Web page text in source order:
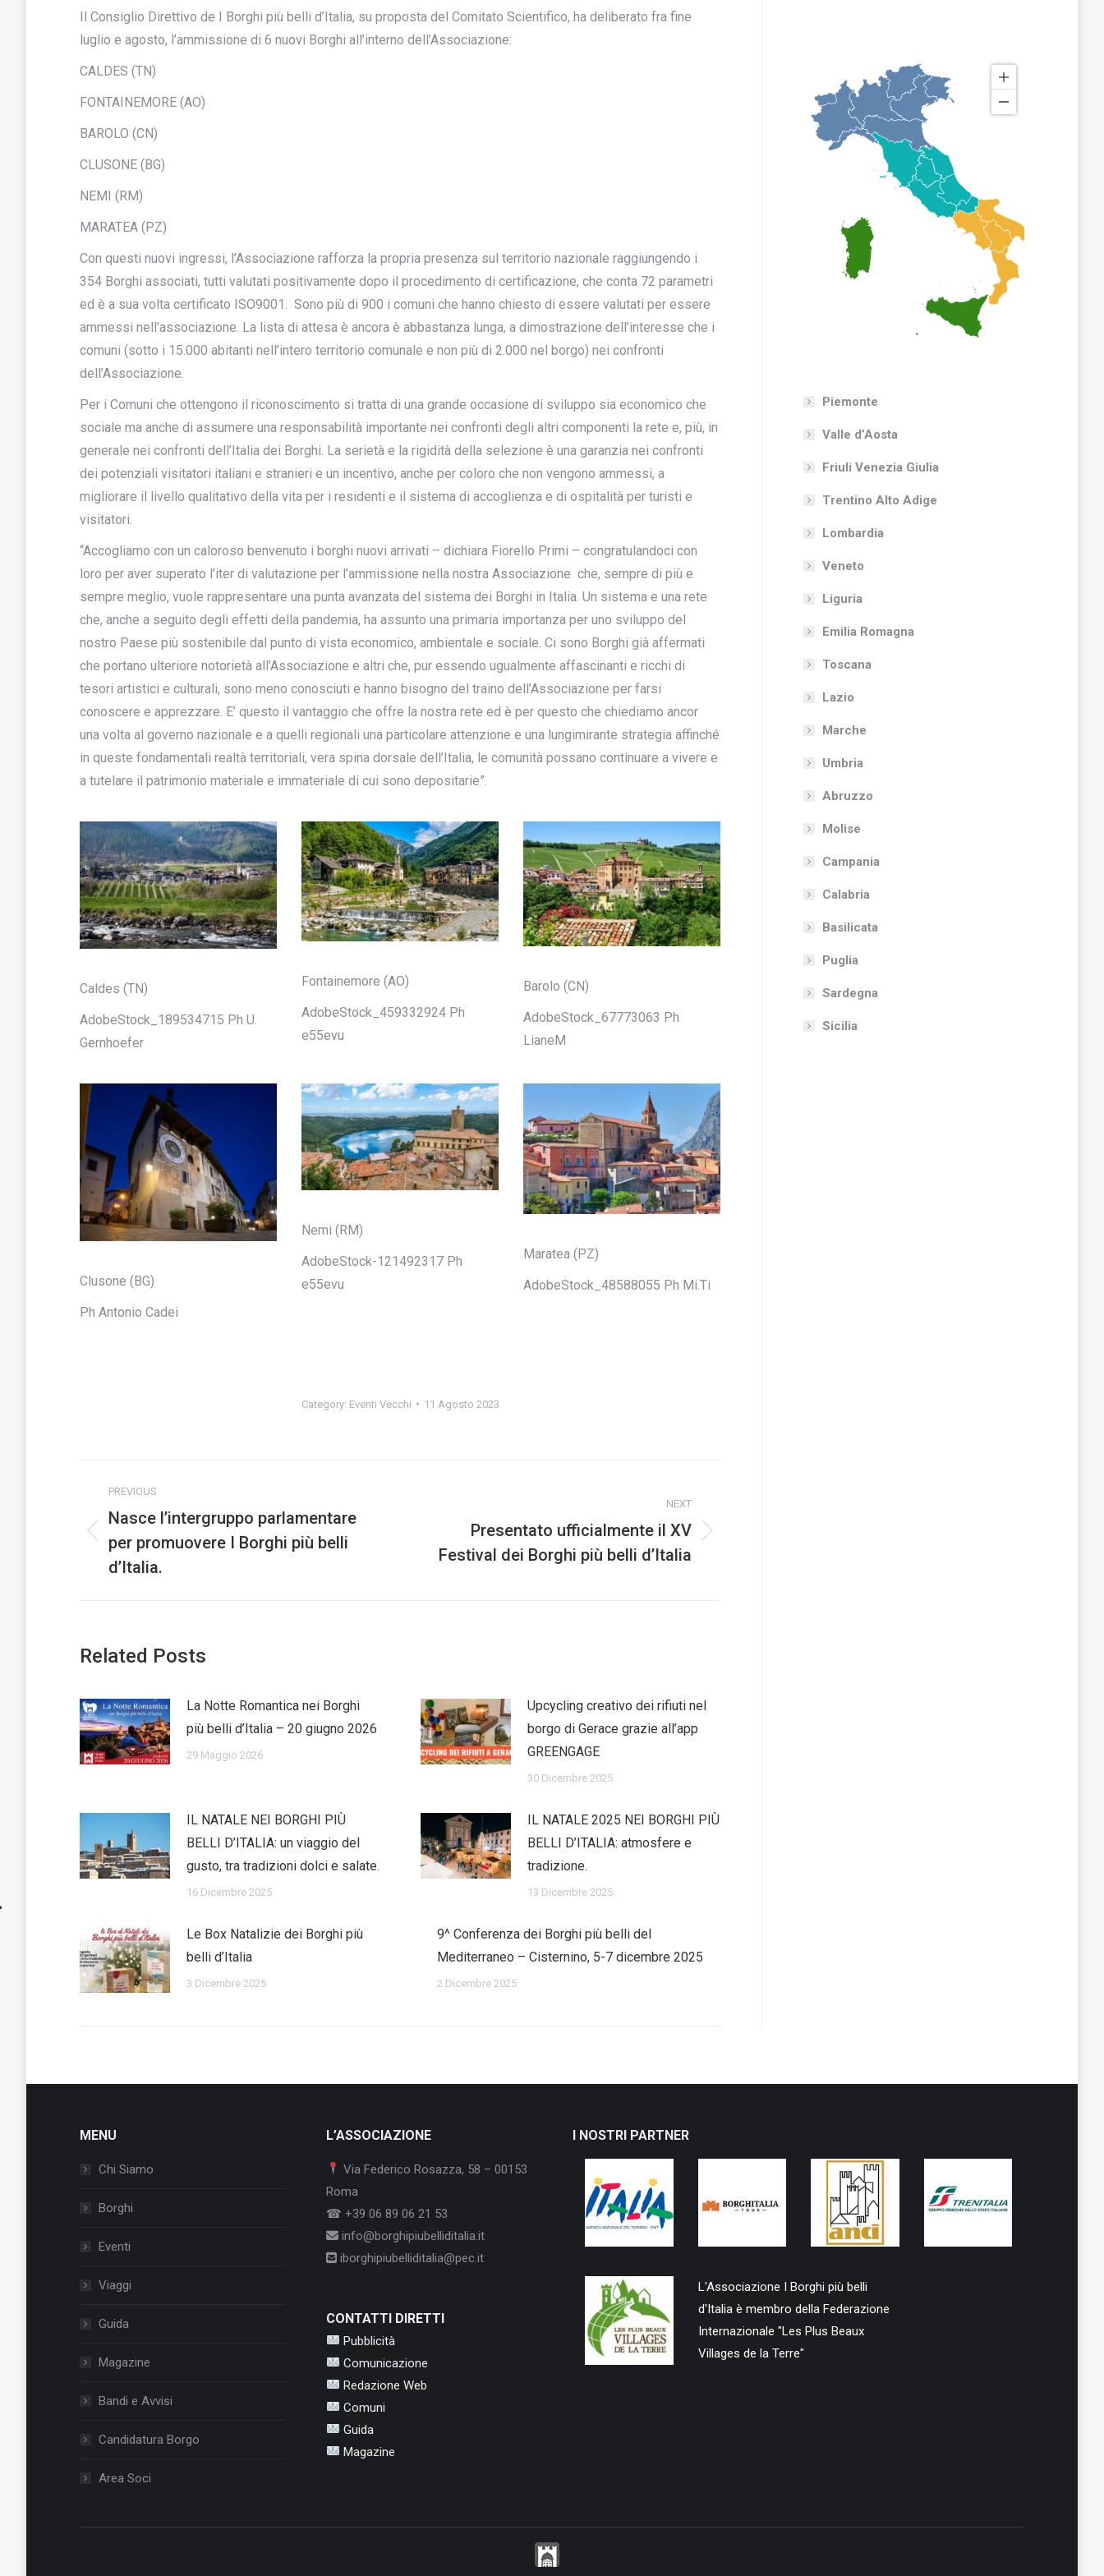
Il Consiglio Direttivo de I Borghi più belli d’Italia, su proposta del Comitato Scientifico, ha deliberato fra fine
luglio e agosto, l’ammissione di 6 nuovi Borghi all’interno dell’Associazione:
CALDES (TN)
FONTAINEMORE (AO)
BAROLO (CN)
CLUSONE (BG)
NEMI (RM)
MARATEA (PZ)
Con questi nuovi ingressi, l’Associazione rafforza la propria presenza sul territorio nazionale raggiungendo i
354 Borghi associati, tutti valutati positivamente dopo il procedimento di certificazione, che conta 72 parametri
ed è a sua volta certificato ISO9001. Sono più di 900 i comuni che hanno chiesto di essere valutati per essere
ammessi nell’associazione. La lista di attesa è ancora è abbastanza lunga, a dimostrazione dell’interesse che i
comuni (sotto i 15.000 abitanti nell’intero territorio comunale e non più di 2.000 nel borgo) nei confronti
dell’Associazione.
Per i Comuni che ottengono il riconoscimento si tratta di una grande occasione di sviluppo sia economico che
sociale ma anche di assumere una responsabilità importante nei confronti degli altri componenti la rete e, più, in
generale nei confronti dell’Italia dei Borghi. La serietà e la rigidità della selezione è una garanzia nei confronti
dei potenziali visitatori italiani e stranieri e un incentivo, anche per coloro che non vengono ammessi, a
migliorare il livello qualitativo della vita per i residenti e il sistema di accoglienza e di ospitalità per turisti e
visitatori.
“Accogliamo con un caloroso benvenuto i borghi nuovi arrivati – dichiara Fiorello Primi – congratulandoci con
loro per aver superato l’iter di valutazione per l’ammissione nella nostra Associazione che, sempre di più e
sempre meglio, vuole rappresentare una punta avanzata del sistema dei Borghi in Italia. Un sistema e una rete
che, anche a seguito degli effetti della pandemia, ha assunto una primaria importanza per uno sviluppo del
nostro Paese più sostenibile dal punto di vista economico, ambientale e sociale. Ci sono Borghi già affermati
che portano ulteriore notorietà all’Associazione e altri che, pur essendo ugualmente affascinanti e ricchi di
tesori artistici e culturali, sono meno conosciuti e hanno bisogno del traino dell’Associazione per farsi
conoscere e apprezzare. E’ questo il vantaggio che offre la nostra rete ed è per questo che chiediamo ancor
una volta al governo nazionale e a quelli regionali una particolare attenzione e una lungimirante strategia affinché
in queste fondamentali realtà territoriali, vera spina dorsale dell’Italia, le comunità possano continuare a vivere e
a tutelare il patrimonio materiale e immateriale di cui sono depositarie”.
Caldes (TN)
AdobeStock_189534715 Ph U.
Gernhoefer
Fontainemore (AO)
AdobeStock_459332924 Ph
e55evu
Barolo (CN)
AdobeStock_67773063 Ph
LianeM
Clusone (BG)
Ph Antonio Cadei
Nemi (RM)
AdobeStock-121492317 Ph
e55evu
Maratea (PZ)
AdobeStock_48588055 Ph Mi.Ti
Category: Eventi Vecchi 11 Agosto 2023
navigation
PREVIOUS
Previous
post:
Nasce l’intergruppo parlamentare
per promuovere I Borghi più belli
d’Italia.
NEXT
post:
Presentato ufficialmente il XV
Festival dei Borghi più belli d’Italia
Related Posts
La Notte Romantica nei Borghi
più belli d’Italia – 20 giugno 2026
29 Maggio 2026
Upcycling creativo dei rifiuti nel
borgo di Gerace grazie all’app
GREENGAGE
30 Dicembre 2025
IL NATALE NEI BORGHI PIÙ
BELLI D’ITALIA: un viaggio del
gusto, tra tradizioni dolci e salate.
16 Dicembre 2025
IL NATALE 2025 NEI BORGHI PIÙ
BELLI D’ITALIA: atmosfere e
tradizione.
13 Dicembre 2025
Le Box Natalizie dei Borghi più
belli d’Italia
3 Dicembre 2025
9^ Conferenza dei Borghi più belli del
Mediterraneo – Cisternino, 5-7 dicembre 2025
2 Dicembre 2025
Piemonte
Valle d’Aosta
Friuli Venezia Giulia
Trentino Alto Adige
Lombardia
Veneto
Liguria
Emilia Romagna
Toscana
Lazio
Marche
Umbria
Abruzzo
Molise
Campania
Calabria
Basilicata
Puglia
Sardegna
Sicilia
MENU
Chi Siamo
Borghi
Eventi
Viaggi
Guida
Magazine
Bandi e Avvisi
Candidatura Borgo
Area Soci
L’ASSOCIAZIONE
Via Federico Rosazza, 58 – 00153
Roma
☎ +39 06 89 06 21 53
info@borghipiubelliditalia.it
iborghipiubelliditalia@pec.it
CONTATTI DIRETTI
Pubblicità
Comunicazione
Redazione Web
Comuni
Guida
Magazine
I NOSTRI PARTNER
L'Associazione I Borghi più belli
d'Italia è membro della Federazione
Internazionale "Les Plus Beaux
Villages de la Terre"